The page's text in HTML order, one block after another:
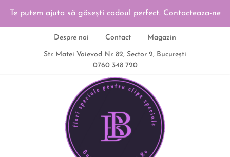
Te putem ajuta să găsești cadoul perfect. Contacteaza-ne
Despre noi Contact Magazin
Str. Matei Voievod Nr. 82, Sector 2, București
0760 348 720